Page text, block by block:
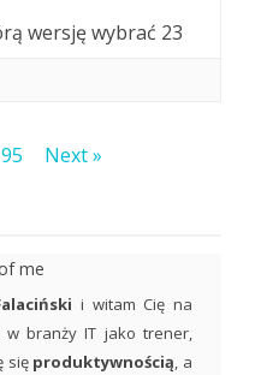
wersję wybrać 23
95 Next »
i witam Cię na
w branży IT jako trener,
się produktywnością, a